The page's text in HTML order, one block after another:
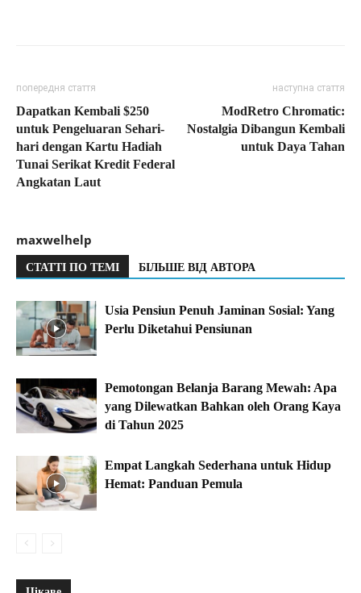
попередня стаття
Dapatkan Kembali $250
untuk Pengeluaran Sehari-
hari dengan Kartu Hadiah
Tunai Serikat Kredit Federal
Angkatan Laut
наступна стаття
ModRetro Chromatic:
Nostalgia Dibangun Kembali
untuk Daya Tahan
maxwelhelp
СТАТТІ ПО ТЕМІ БІЛЬШЕ ВІД АВТОРА
Usia Pensiun Penuh Jaminan Sosial: Yang
Perlu Diketahui Pensiunan
Pemotongan Belanja Barang Mewah: Apa
yang Dilewatkan Bahkan oleh Orang Kaya
di Tahun 2025
Empat Langkah Sederhana untuk Hidup
Hemat: Panduan Pemula